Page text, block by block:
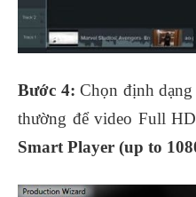
Bước 4: Chọn định
thường để video Full
Smart Player (up to